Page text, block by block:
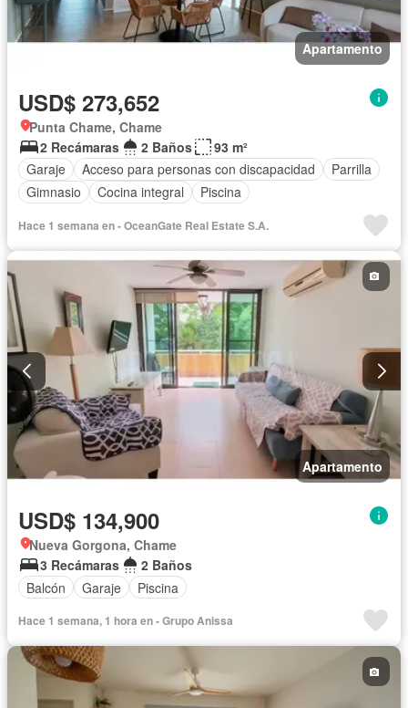
Apartamento
USD$ 273,652
Punta Chame, Chame
2 Recámaras
2 Baños
93 m²
Garaje
Acceso para personas con discapacidad
Parrilla
Gimnasio
Cocina integral Piscina
Hace 1 semana en - OceanGate Real Estate S.A.
Apartamento
USD$ 134,900
Nueva Gorgona, Chame
3 Recámaras
2 Baños
Balcón
Garaje Piscina
Hace 1 semana, 1 hora en - Grupo Anissa